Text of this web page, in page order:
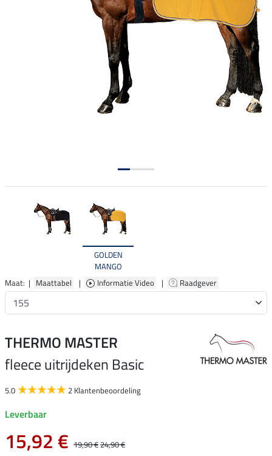
GOLDEN
MANGO
Maat: | Maattabel | Informatie Video | Raadgever
THERMO MASTER
fleece uitrijdeken Basic
5.0 2 Klantenbeoordeling
Leverbaar
15,92 € 19,90 €24,90 €